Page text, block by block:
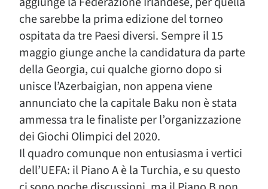
che sarebbe la prima edizione del torneo
ospitata da tre Paesi diversi. Sempre il 15
maggio giunge anche la candidatura da parte
della Georgia, cui qualche giorno dopo si
unisce l’Azerbaigian, non appena viene
annunciato che la capitale Baku non è stata
ammessa tra le finaliste per l’organizzazione
dei Giochi Olimpici del 2020.
Il quadro comunque non entusiasma i vertici
dell’UEFA: il Piano A è la Turchia, e su questo